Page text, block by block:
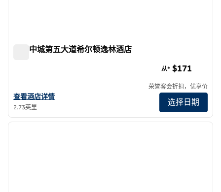
纽约中城第五大道希尔顿逸林酒店
查看希尔顿逸林酒店纽约中城第五大道的酒店详情
查看酒店详情
2.73英里
从* $171
荣誉客会折扣，优享价
选择日期
1/12
1/12
下一